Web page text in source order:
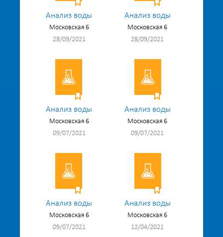
Анализ воды
Московская 6
28/09/2021
Анализ воды
Московская 6
28/09/2021
Анализ воды
Московская 6
09/07/2021
Анализ воды
Московская 6
09/07/2021
Анализ воды
Московская 6
09/07/2021
Анализ воды
Московская 6
12/04/2021